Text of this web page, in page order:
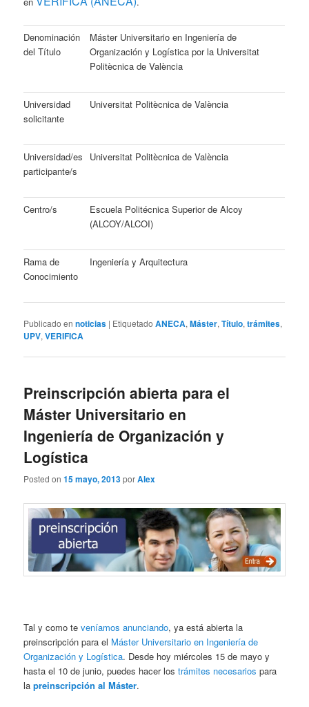
Denominación
del Título
Máster Universitario en Ingeniería de
Organización y Logística por la Universitat
Politècnica de València
Universidad
solicitante
Universitat Politècnica de València
Universidad/es
participante/s
Universitat Politècnica de València
Centro/s
Escuela Politécnica Superior de Alcoy
(ALCOY/ALCOI)
Rama de
Conocimiento
Ingeniería y Arquitectura
Publicado en noticias | Etiquetado ANECA,Máster,Título,trámites,
UPV,VERIFICA
Preinscripción abierta para el
Máster Universitario en
Ingeniería de Organización y
Logística
Posted on15 mayo, 2013porAlex
Tal y como teveníamos anunciando, ya está abierta la
preinscripción para el Máster Universitario en Ingeniería de
Organización y Logística. Desde hoy miércoles 15 de mayo y
hasta el 10 de junio, puedes hacer lostrámites necesarios para
lapreinscripción al Máster.